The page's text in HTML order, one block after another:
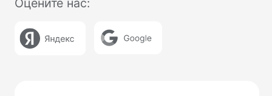
Маркировка
NewPay
Касса в смартфоне